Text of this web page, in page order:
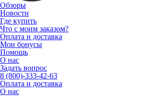
Обзоры
Новости
Где купить
Что с моим заказом?
Оплата и доставка
Мои бонусы
Помощь
О нас
Задать вопрос
8 (800)-333-42-63
Оплата и доставка
О нас